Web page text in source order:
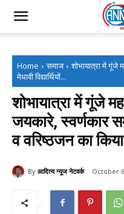
Home समाज
शोभायात्रा में गूंजे
मेधावी विद्यार्थियों...
शोभायात्रा में गूंजे
जयकारे, स्वर्णकार
व वरिष्ठजन का
By आदित्य न्यूज नेटवर्क October